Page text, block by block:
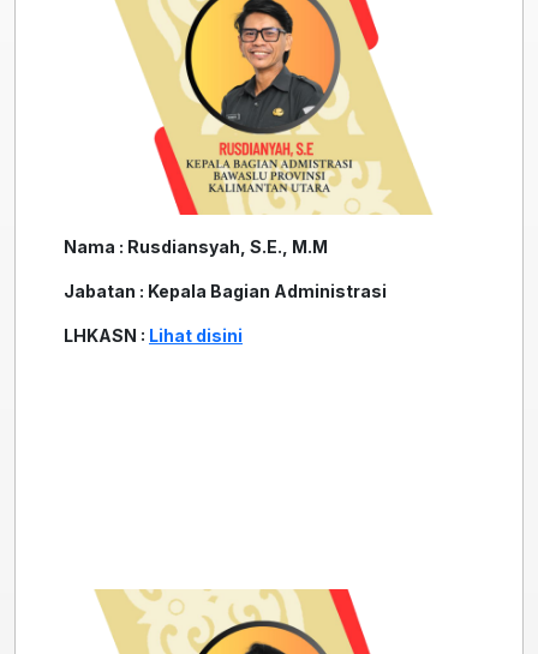
Nama : Rusdiansyah, S.E., M.M
Jabatan : Kepala Bagian Administrasi
LHKASN : Lihat disini